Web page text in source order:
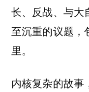
长、反战、与大
至沉重的议题，
里。
内核复杂的故事